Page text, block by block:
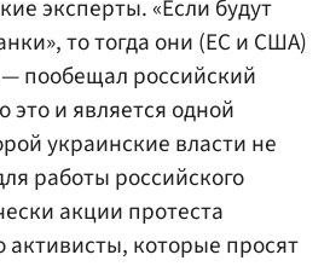
эксперты. «Если будут
то тогда они (ЕС и США)
— пообещал российский
и является одной
украинские власти не
работы российского
акции протеста
активисты, которые просят